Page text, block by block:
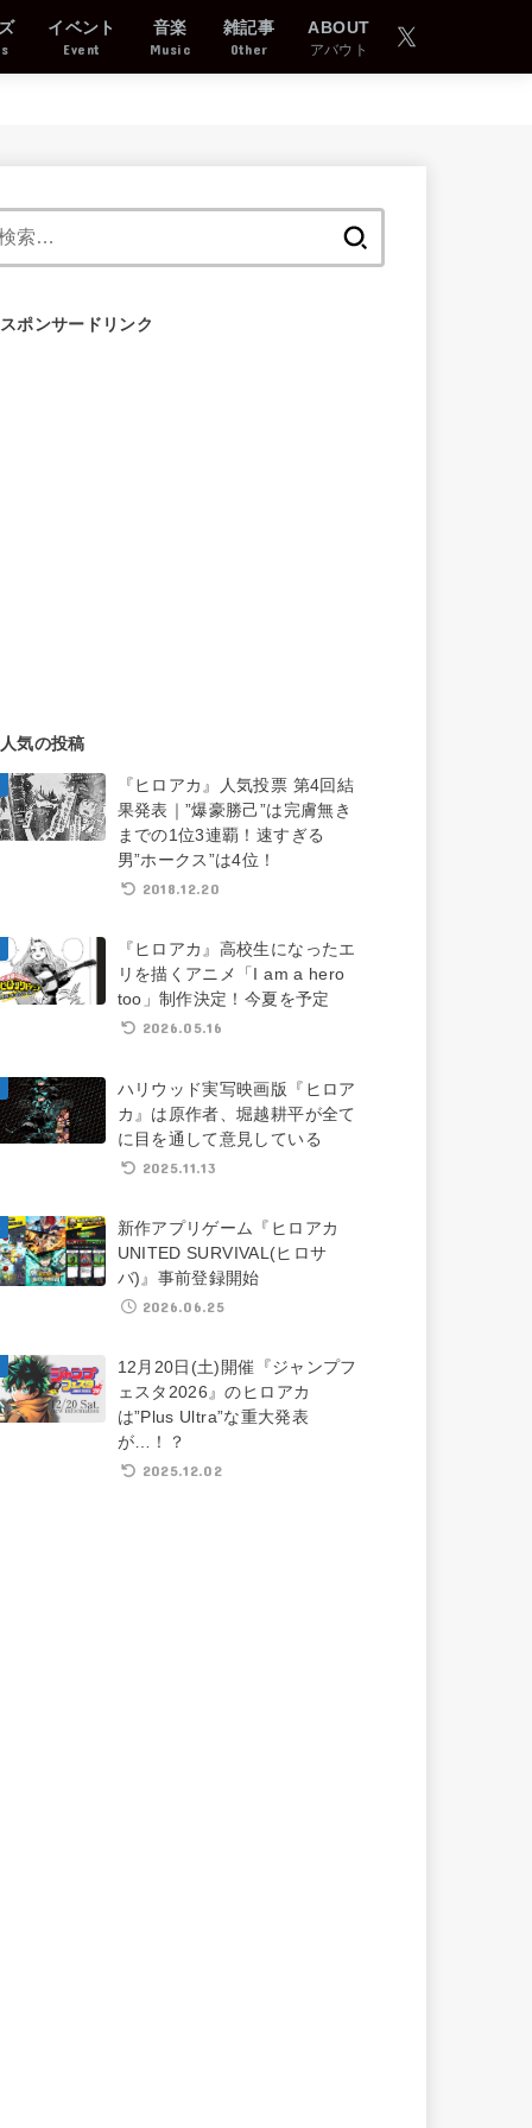
イベント
Event
音楽
Music
雑記事
Other
ABOUT
アバウト
スポンサードリンク
人気の投稿
『ヒロアカ』人気投票 第4回結
果発表｜”爆豪勝己”は完膚無き
までの1位3連覇！速すぎる
男”ホークス”は4位！
2018.12.20
『ヒロアカ』高校生になったエ
リを描くアニメ「I am a hero
too」制作決定！今夏を予定
2026.05.16
ハリウッド実写映画版『ヒロア
カ』は原作者、堀越耕平が全て
に目を通して意見している
2025.11.13
新作アプリゲーム『ヒロアカ
UNITED SURVIVAL(ヒロサ
バ)』事前登録開始
2026.06.25
12月20日(土)開催『ジャンプフ
ェスタ2026』のヒロアカ
は”Plus Ultra”な重大発表
が…！？
2025.12.02